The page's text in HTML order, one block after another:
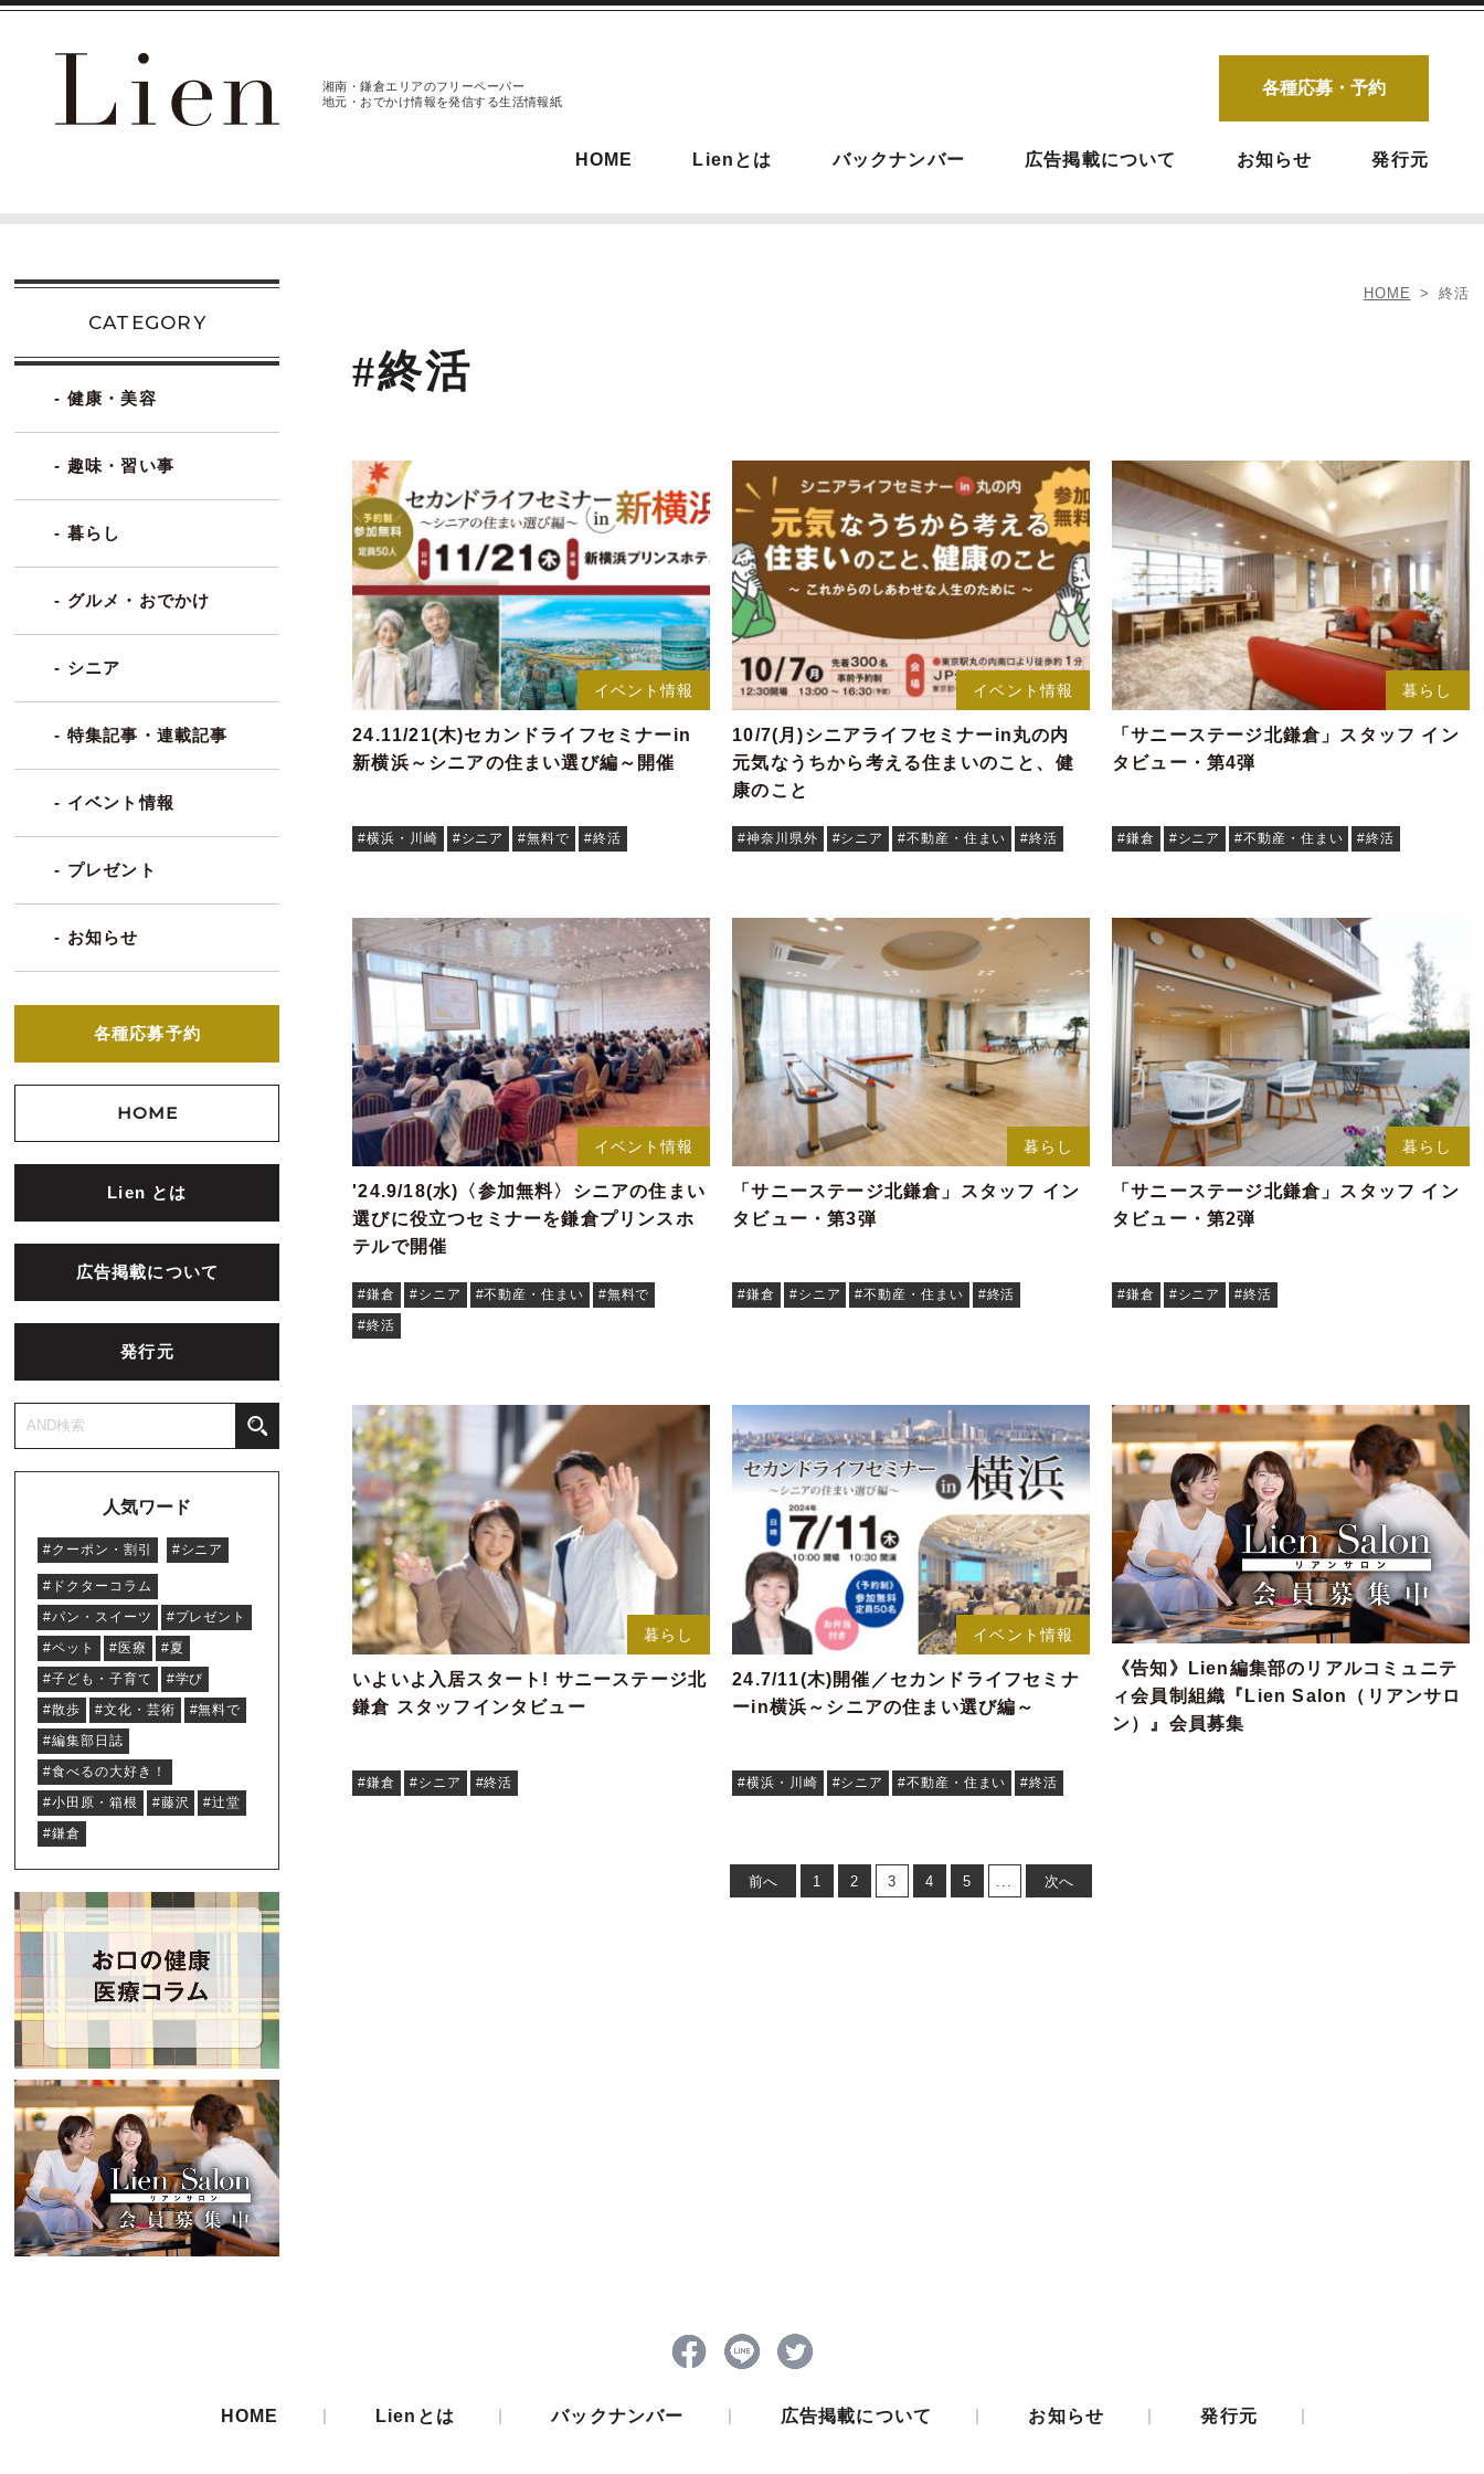
湘南・鎌倉エリアのフリーペーパー
地元・おでかけ情報を発信する生活情報紙
各種応募・予約
HOME Lienとは バックナンバー 広告掲載について お知らせ 発行元
CATEGORY
- 健康・美容
- 趣味・習い事
- 暮らし
- グルメ・おでかけ
- シニア
- 特集記事・連載記事
- イベント情報
- プレゼント
- お知らせ
各種応募予約
HOME
Lien とは
広告掲載について
発行元
人気ワード
#クーポン・割引 #シニア
#ドクターコラム
#パン・スイーツ
#プレゼント
#ペット
#医療
#夏
#子ども・子育て
#学び
#散歩
#文化・芸術
#無料で
#編集部日誌
#食べるの大好き！
#小田原・箱根
#藤沢
#辻堂
#鎌倉
HOME 終活
#終活
イベント情報
24.11/21(木)セカンドライフセミナーin
新横浜～シニアの住まい選び編～開催
#横浜・川崎 #シニア #無料で #終活
イベント情報
10/7(月)シニアライフセミナーin丸の内
元気なうちから考える住まいのこと、健
康のこと
#神奈川県外 #シニア #不動産・住まい #終活
暮らし
「サニーステージ北鎌倉」スタッフ イン
タビュー・第4弾
#鎌倉 #シニア #不動産・住まい #終活
イベント情報
'24.9/18(水)〈参加無料〉シニアの住まい
選びに役立つセミナーを鎌倉プリンスホ
テルで開催
#鎌倉 #シニア #不動産・住まい
#無料で
#終活
暮らし
「サニーステージ北鎌倉」スタッフ イン
タビュー・第3弾
#鎌倉 #シニア #不動産・住まい #終活
暮らし
「サニーステージ北鎌倉」スタッフ イン
タビュー・第2弾
#鎌倉 #シニア #終活
暮らし
いよいよ入居スタート! サニーステージ北
鎌倉 スタッフインタビュー
#鎌倉 #シニア #終活
イベント情報
24.7/11(木)開催／セカンドライフセミナ
ーin横浜～シニアの住まい選び編～
#横浜・川崎 #シニア #不動産・住まい #終活
《告知》Lien編集部のリアルコミュニテ
ィ会員制組織『Lien Salon（リアンサロ
ン）』会員募集
前へ 1 2 3 4 5 次へ
HOME | Lienとは | バックナンバー | 広告掲載について | お知らせ | 発行元 |